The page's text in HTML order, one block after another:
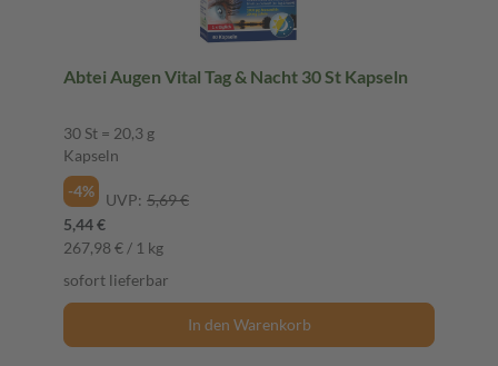
Abtei Augen Vital Tag & Nacht 30 St Kapseln
30 St = 20,3 g
Kapseln
-4%
UVP: 5,69 €
5,44 €
267,98 € / 1 kg
sofort lieferbar
In den Warenkorb